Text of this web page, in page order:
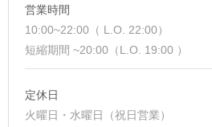
営業時間
10:00~22:00（ L.O. 22:00）
短縮期間 ~20:00（L.O. 19:00 ）
定休日
火曜日・水曜日（祝日営業）